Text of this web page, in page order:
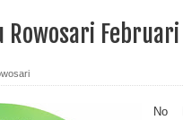
Koin Nu Sidomulyo
Koin Nu Sempu
Rowosari
No